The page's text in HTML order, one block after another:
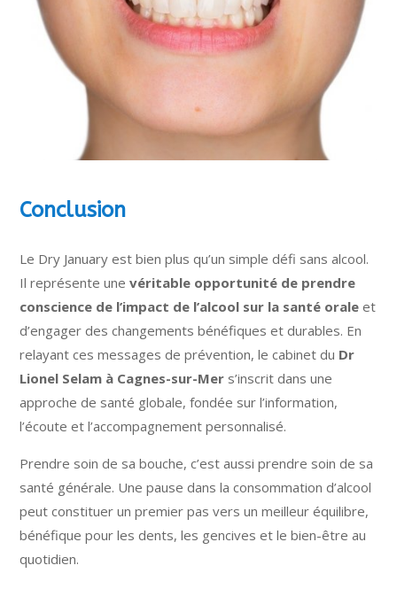
Conclusion
Le Dry January est bien plus qu’un simple défi sans alcool.
Il représente unevéritable opportunité de prendre
conscience de l’impact de l’alcool sur la santé orale et
d’engager des changements bénéfiques et durables. En
relayant ces messages de prévention, le cabinet du Dr
Lionel Selam à Cagnes-sur-Mer s’inscrit dans une
approche de santé globale, fondée sur l’information,
l’écoute et l’accompagnement personnalisé.
Prendre soin de sa bouche, c’est aussi prendre soin de sa
santé générale. Une pause dans la consommation d’alcool
peut constituer un premier pas vers un meilleur équilibre,
bénéfique pour les dents, les gencives et le bien-être au
quotidien.